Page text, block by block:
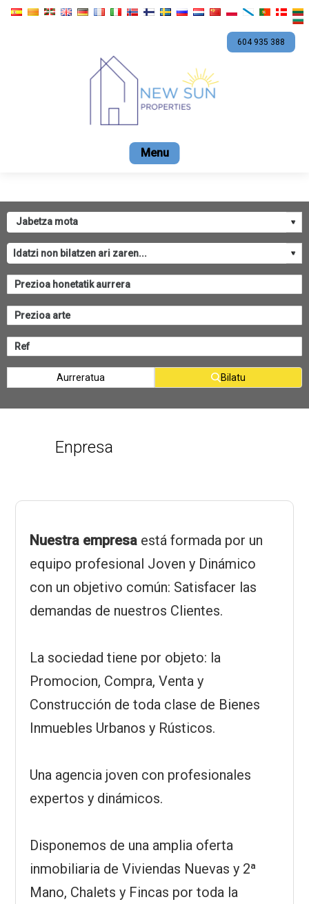
604 935 388
Alokairua
Aurreratua Bilatu
Enpresa
Nuestra empresa está formada por un
equipo profesional Joven y Dinámico
con un objetivo común: Satisfacer las
demandas de nuestros Clientes.
La sociedad tiene por objeto: la
Promocion, Compra, Venta y
Construcción de toda clase de Bienes
Inmuebles Urbanos y Rústicos.
Una agencia joven con profesionales
expertos y dinámicos.
Disponemos de una amplia oferta
inmobiliaria de Viviendas Nuevas y 2ª
Mano, Chalets y Fincas por toda la